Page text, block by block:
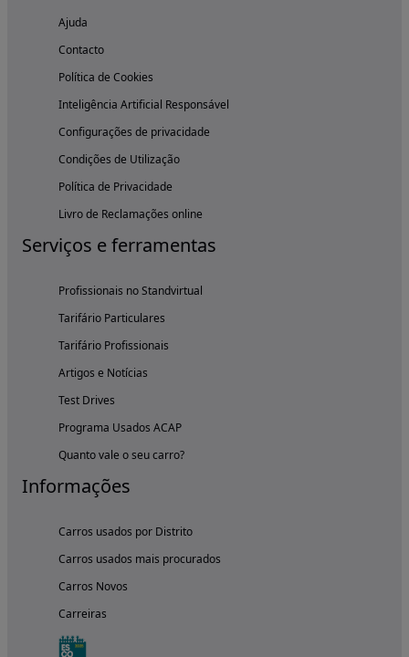
Ajuda
Contacto
Política de Cookies
Inteligência Artificial Responsável
Configurações de privacidade
Condições de Utilização
Política de Privacidade
Livro de Reclamações online
Serviços e ferramentas
Profissionais no Standvirtual
Tarifário Particulares
Tarifário Profissionais
Artigos e Notícias
Test Drives
Programa Usados ACAP
Quanto vale o seu carro?
Informações
Carros usados por Distrito
Carros usados mais procurados
Carros Novos
Carreiras